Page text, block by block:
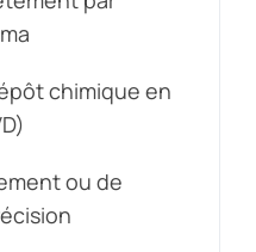
chimique en
ou de